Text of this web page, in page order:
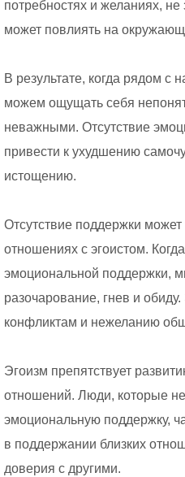
потребностях и желаниях,
может повлиять на
В результате, когда рядом с
можем ощущать себя
неважными. Отсутствие
привести к ухудшению
истощению.
Отсутствие поддержки может
отношениях с эгоистом.
эмоциональной поддержки,
разочарование, гнев и
конфликтам и нежеланию
Эгоизм препятствует
отношений. Люди, которые не
эмоциональную поддержку,
в поддержании близких
доверия с другими.